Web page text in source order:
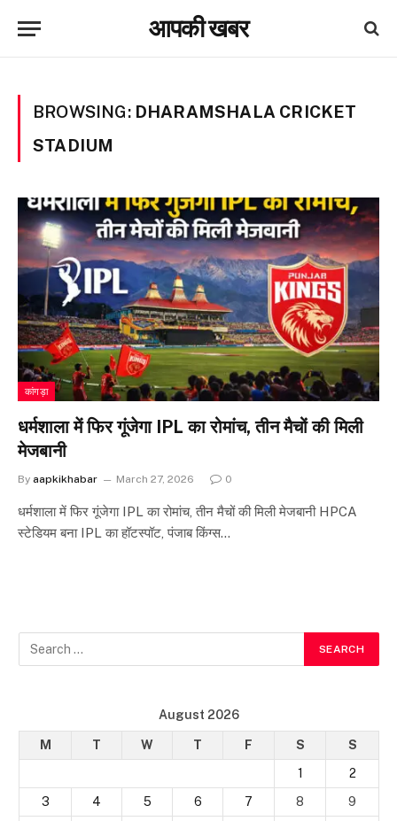
आपकी खबर
BROWSING: DHARAMSHALA CRICKET
STADIUM
कांगड़ा
धर्मशाला में फिर गूंजेगा IPL का रोमांच, तीन मैचों की मिली
मेजबानी
By aapkikhabar March 27, 2026 0
धर्मशाला में फिर गूंजेगा IPL का रोमांच, तीन मैचों की मिली मेजबानी HPCA
स्टेडियम बना IPL का हॉटस्पॉट, पंजाब किंग्स…
August 2026
M T W T F S
S
1
2
3
4 5 6 7 8
9